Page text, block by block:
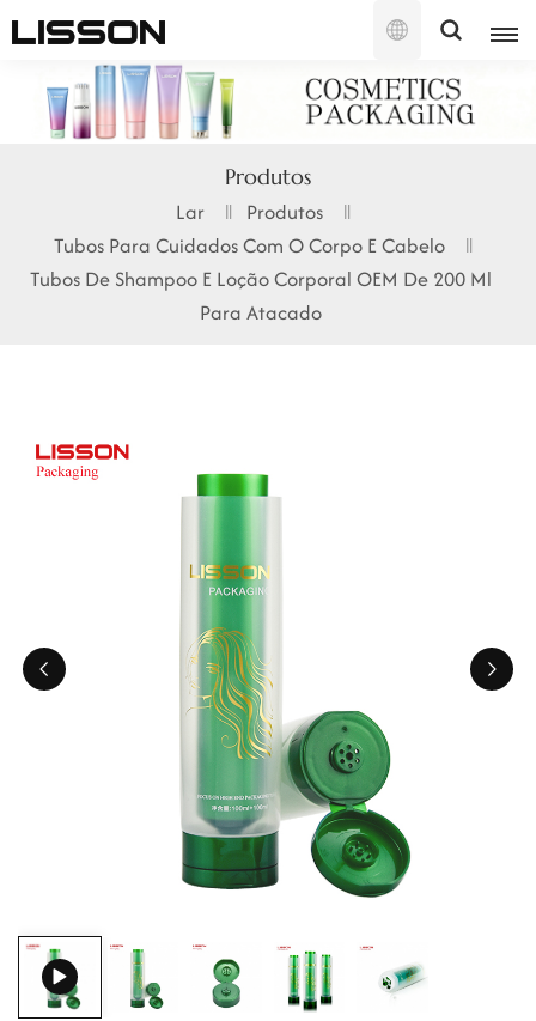
Português
English
français
русский
español
日本語
ไทย
Tiếng việt
中文
Produtos
Lar
Produtos
Tubos Para Cuidados Com O Corpo E Cabelo
Tubos De Shampoo E Loção Corporal OEM De 200 Ml
Para Atacado